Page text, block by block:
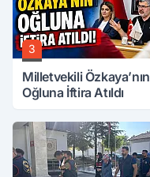
3
Milletvekili Özkaya’nın
Oğluna İftira Atıldı